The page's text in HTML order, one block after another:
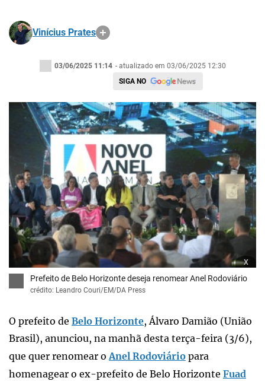
Vinícius Prates
03/06/2025 11:14 - atualizado em 03/06/2025 12:30
SIGA NO
x
Prefeito de Belo Horizonte deseja renomear Anel Rodoviário
crédito: Leandro Couri/EM/DA Press
O prefeito de Belo Horizonte, Álvaro Damião (União
Brasil), anunciou, na manhã desta terça-feira (3/6),
que quer renomear o Anel Rodoviário para
homenagear o ex-prefeito de Belo Horizonte Fuad